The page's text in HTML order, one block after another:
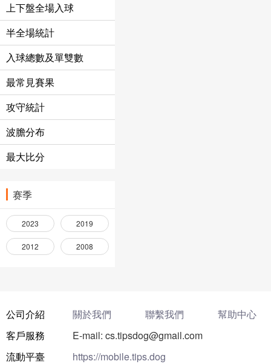
上下盤全場入球
半全場統計
入球總數及單雙數
最常見賽果
攻守統計
波膽分布
最大比分
赛季
2023 2019
2012 2008
公司介紹 關於我們 聯繫我們
幫助中心
客戶服務
E-mail: cs.tipsdog@gmail.com
流動平臺
https://mobile.tips.dog